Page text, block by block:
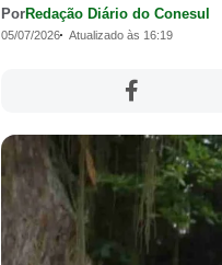
PorRedação Diário do Conesul
05/07/2026 Atualizado às 16:19